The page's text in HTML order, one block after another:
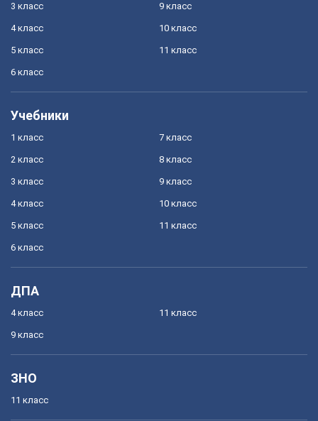
3 класс
4 класс
5 класс
6 класс
9 класс
10 класс
11 класс
Учебники
1 класс
2 класс
3 класс
4 класс
5 класс
6 класс
7 класс
8 класс
9 класс
10 класс
11 класс
ДПА
4 класс
9 класс
11 класс
ЗНО
11 класс